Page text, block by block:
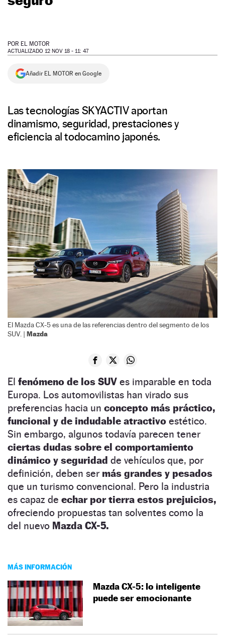
SÍGUENOS
POR EL MOTOR
ACTUALIZADO 12 NOV 18 - 11: 47
Añadir EL MOTOR en Google
Las tecnologías SKYACTIV aportan
dinamismo, seguridad, prestaciones y
eficiencia al todocamino japonés.
El Mazda CX-5 es una de las referencias dentro del segmento de los
SUV. | Mazda
El fenómeno de los SUV es imparable en toda
Europa. Los automovilistas han virado sus
preferencias hacia un concepto más práctico,
funcional y de indudable atractivo estético.
Sin embargo, algunos todavía parecen tener
ciertas dudas sobre el comportamiento
dinámico y seguridad de vehículos que, por
definición, deben ser más grandes y pesados
que un turismo convencional. Pero la industria
es capaz de echar por tierra estos prejuicios,
ofreciendo propuestas tan solventes como la
del nuevo Mazda CX-5.
MÁS INFORMACIÓN
Mazda CX-5: lo inteligente
puede ser emocionante